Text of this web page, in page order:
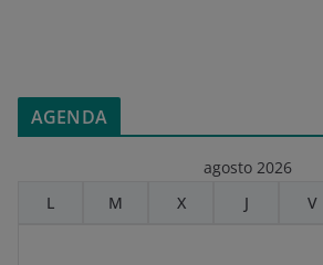
AGENDA
agosto 2026
L
M X J V